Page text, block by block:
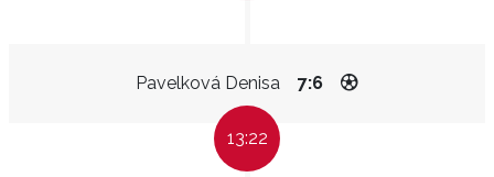
Pavelková Denisa 7:6
13:22